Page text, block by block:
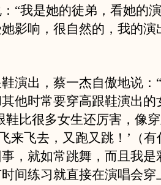
“我是她的徒弟，看她的
影响，很自然的，我的演
出，蔡一杰自傲地说：
他时常要穿高跟鞋演出的
鞋比很多女生还厉害，像
飞来飞去，又跑又跳！’（
，就如常跳舞，而且我是
间练习就直接在演唱会穿